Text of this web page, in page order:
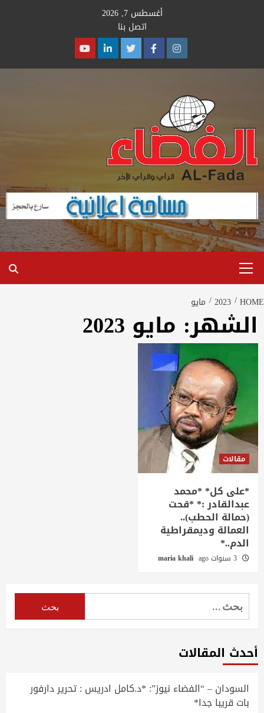
أغسطس 7, 2026
اتصل بنا
Instagram
Facebook
Twitter
Linkedin
Youtube
Menu
HOME
2023 مايو
الشهر: مايو 2023
مقالات
*على كل* *محمد
عبدالقادر :* *قحت
(حمالة الحطب)..
العمالة وديمقراطية
الدم..*
3 سنوات ago maria khali
البحث
عن:
أحدث المقالات
السودان – “الفضاء نيوز”: *د.كامل ادريس : تحرير دارفور
بات قريبا جدا*